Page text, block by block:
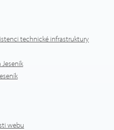
technické infrastruktury
webu